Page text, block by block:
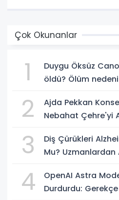
Çok Okunanlar
1
Duygu Öksüz
öldü? Ölüm
2
Ajda Pekkan
Nebahat Çehre'yi
3
Diş Çürükleri
Mu? Uzmanlardan
4
OpenAI Astra
Durdurdu: